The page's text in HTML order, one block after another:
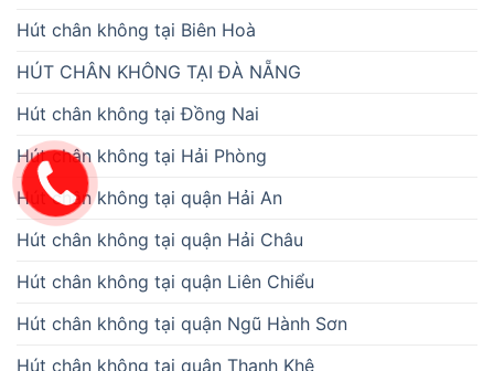
Hút chân không tại Biên Hoà
HÚT CHÂN KHÔNG TẠI ĐÀ NẴNG
Hút chân không tại Đồng Nai
Hút chân không tại Hải Phòng
Hút chân không tại quận Hải An
Hút chân không tại quận Hải Châu
Hút chân không tại quận Liên Chiểu
Hút chân không tại quận Ngũ Hành Sơn
Hút chân không tại quận Thanh Khê